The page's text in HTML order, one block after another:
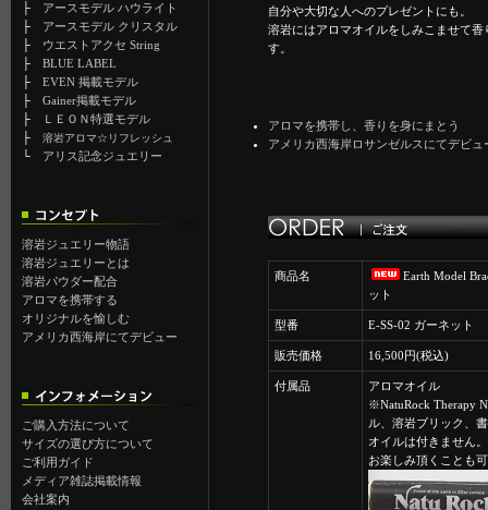
├ アースモデル ハウライト
├ アースモデル クリスタル
├ ウエストアクセ String
├ BLUE LABEL
├ EVEN 掲載モデル
├ Gainer掲載モデル
├
ＬＥＯＮ特選モデル
├ 溶岩アロマ☆リフレッシュ
└ アリス記念ジュエリー
溶岩ジュエリー物語
溶岩ジュエリーとは
溶岩パウダー配合
アロマを携帯する
オリジナルを愉しむ
アメリカ西海岸にてデビュー
ご購入方法について
サイズの選び方について
ご利用ガイド
メディア雑誌掲載情報
会社案内
自分や大切な人へのプレゼントにも。
溶岩にはアロマオイルをしみこませて
す。
アロマを携帯し、香りを身にまとう
アメリカ西海岸ロサンゼルスにてデビュ
商品名
Earth Model
ット
型番 E-SS-02 ガーネット
販売価格 16,500円(税込)
付属品
アロマオイル
※NatuRock Therapy
ル、溶岩ブリック、
オイルは付きません
お楽しみ頂くことも